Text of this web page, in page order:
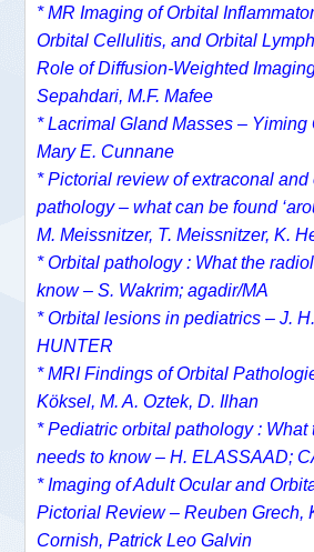
* MR Imaging of Orbital
Orbital Cellulitis, and Orbital
Role of Diffusion-Weighted
Sepahdari, M.F. Mafee
*Lacrimal Gland Masses – Yiming
Mary E. Cunnane
* Pictorial review of extraconal
pathology – what can be found
M. Meissnitzer, T. Meissnitzer, K.
* Orbital pathology : What the
know – S. Wakrim; agadir/MA
* Orbital lesions in pediatrics – J.
HUNTER
* MRI Findings of Orbital
Köksel, M. A. Oztek, D. Ilhan
* Pediatric orbital pathology : What
needs to know – H. ELASSAAD;
* Imaging of Adult Ocular and
Pictorial Review – Reuben Grech,
Cornish, Patrick Leo Galvin